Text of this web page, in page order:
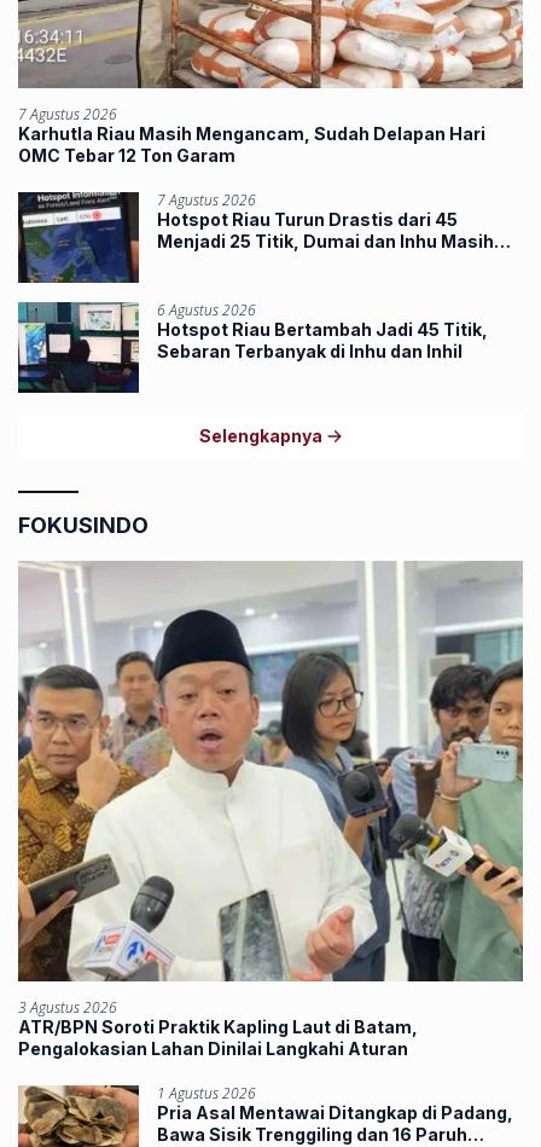
7 Agustus 2026
Karhutla Riau Masih Mengancam, Sudah Delapan Hari
OMC Tebar 12 Ton Garam
7 Agustus 2026
Hotspot Riau Turun Drastis dari 45
Menjadi 25 Titik, Dumai dan Inhu Masih
6 Agustus 2026
Hotspot Riau Bertambah Jadi 45 Titik,
Sebaran Terbanyak di Inhu dan Inhil
Selengkapnya
FOKUSINDO
3 Agustus 2026
ATR/BPN Soroti Praktik Kapling Laut di Batam,
Pengalokasian Lahan Dinilai Langkahi Aturan
1 Agustus 2026
Pria Asal Mentawai Ditangkap di Padang,
Bawa Sisik Trenggiling dan 16 Paruh